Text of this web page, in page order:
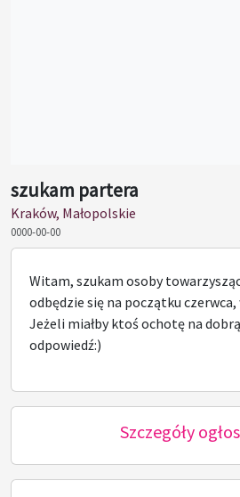
szukam partera
Kraków, Małopolskie
0000-00-00
Witam, szukam osoby
odbędzie się na początku
Jeżeli miałby ktoś ochotę na
odpowiedź:)
Szczegóły